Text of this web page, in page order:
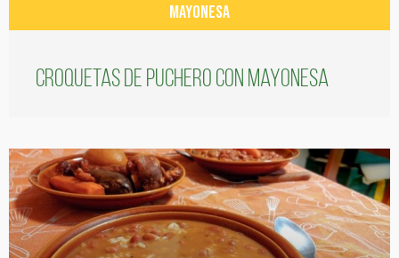
MAYONESA
Croquetas de puchero con Mayonesa